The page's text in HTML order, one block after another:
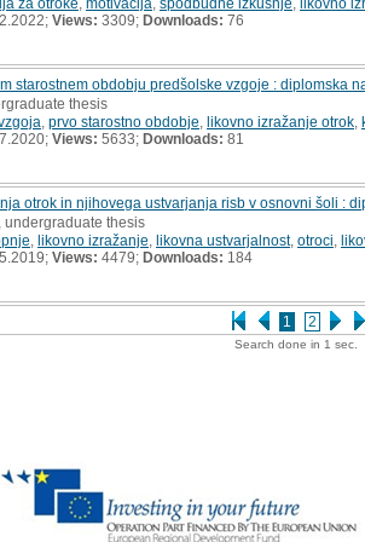
1 2
Views: 3309; Downloads: 76
starostnem obdobju predšolske vzgoje : diplomska
thesis
prvo starostno obdobje likovno izražanje otrok
Views: 5633; Downloads: 81
otrok in njihovega ustvarjanja risb v osnovni šoli :
undergraduate thesis
likovno izražanje likovna ustvarjalnost, otroci
Views: 4479; Downloads: 184
Search done in 1 sec.